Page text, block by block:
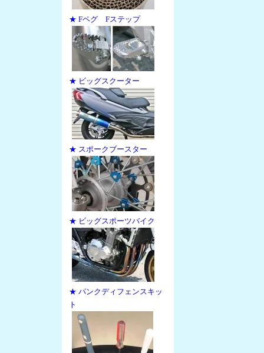
★ Fペグ Fステップ
★ ビッグスクーター
★ スポークブースター
★ ビッグスポーツバイク
★ パンクディフェンスキッ
ト